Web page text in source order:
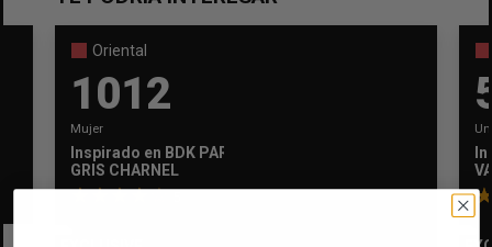
Crear lista de deseos
×
Oriental
1012
Mujer
Inspirado en BDK PARFUMS
GRIS CHARNEL